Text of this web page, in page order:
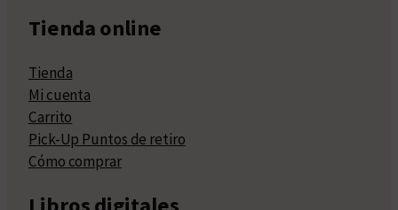
Tienda online
Tienda
Mi cuenta
Carrito
Pick-Up Puntos de retiro
Cómo comprar